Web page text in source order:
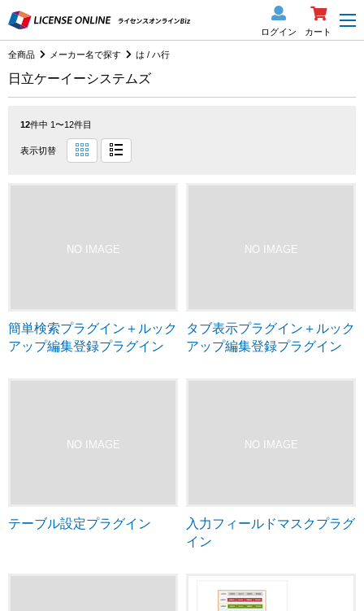
ログイン カート
全商品 メーカー名で探す は / ハ行
日立ケーイーシステムズ
12件中 1〜12件目
表示切替
簡単検索プラグイン＋ルック
アップ編集登録プラグイン
タブ表示プラグイン＋ルック
アップ編集登録プラグイン
テーブル設定プラグイン
入力フィールドマスクプラグ
イン